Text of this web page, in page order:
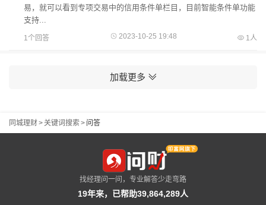
易，就可以看到专项交易中的信用条件单栏目，目前智能条件单功能
支持...
1个回答 2023-10-25 19:48 1人
加载更多
同城理财>关键词搜索> 问答
找经理问一问，专业解答少走弯路
19年来，已帮助39,864,289人